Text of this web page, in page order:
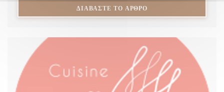
ΔΙΑΒΆΣΤΕ ΤΟ ΆΡΘΡΟ